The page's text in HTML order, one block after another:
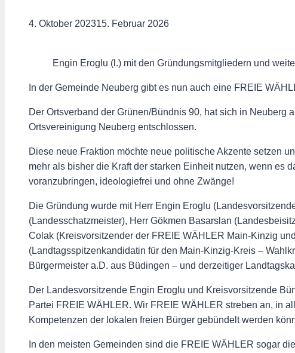
4. Oktober 202315. Februar 2026
Engin Eroglu (l.) mit den Gründungsmitgliedern und
In der Gemeinde Neuberg gibt es nun auch eine FREIE
Der Ortsverband der Grünen/Bündnis 90, hat sich in
Ortsvereinigung Neuberg entschlossen.
Diese neue Fraktion möchte neue politische Akzente setzen
mehr als bisher die Kraft der starken Einheit nutzen, wenn es
voranzubringen, ideologiefrei und ohne Zwänge!
Die Gründung wurde mit Herr Engin Eroglu
(Landesschatzmeister), Herr Gökmen Basarslan
Colak (Kreisvorsitzender der FREIE WÄHLER Main-Kinzig
(Landtagsspitzenkandidatin für den Main-Kinzig-Kreis –
Bürgermeister a.D. aus Büdingen – und derzeitiger
Der Landesvorsitzende Engin Eroglu und Kreisvorsitzende
Partei FREIE WÄHLER. Wir FREIE WÄHLER streben an, in
Kompetenzen der lokalen freien Bürger gebündelt werden
In den meisten Gemeinden sind die FREIE WÄHLER sogar